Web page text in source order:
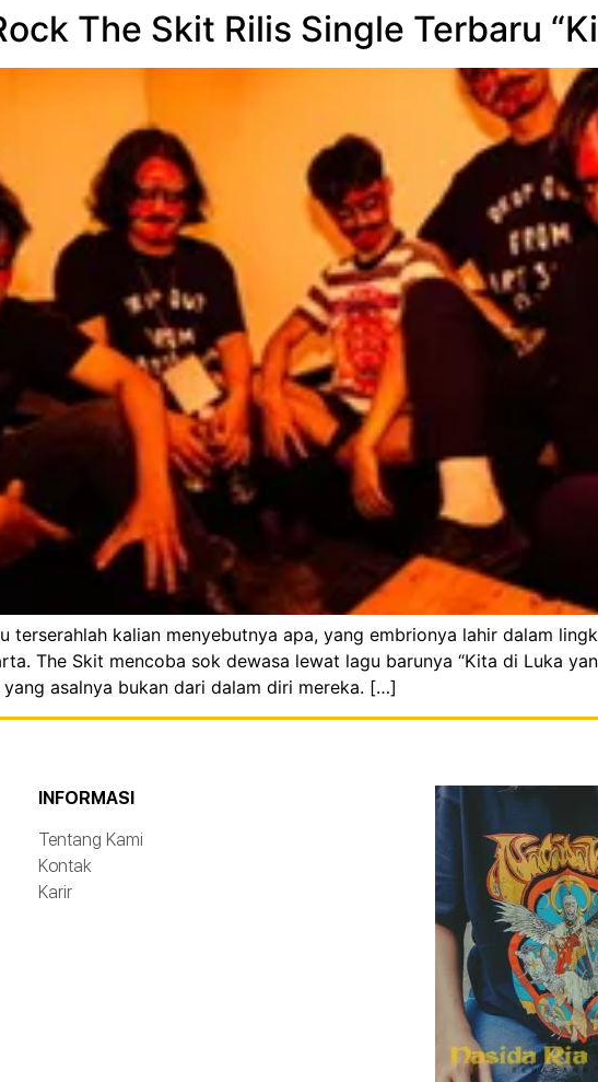
The Skit Rilis Single Terbaru
kalian menyebutnya apa, yang embrionya lahir dalam
The Skit mencoba sok dewasa lewat lagu barunya “Kita di Luka
asalnya bukan dari dalam diri mereka. […]
INFORMASI
Tentang Kami
Kontak
Karir